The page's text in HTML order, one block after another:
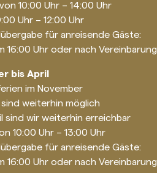
10:00 Uhr – 14:00 Uhr
Uhr – 12:00 Uhr
für anreisende Gäste:
16:00 Uhr oder nach Vereinbarung
bis April
im November
weiterhin möglich
sind wir weiterhin erreichbar
10:00 Uhr – 13:00 Uhr
für anreisende Gäste:
16:00 Uhr oder nach Vereinbarung